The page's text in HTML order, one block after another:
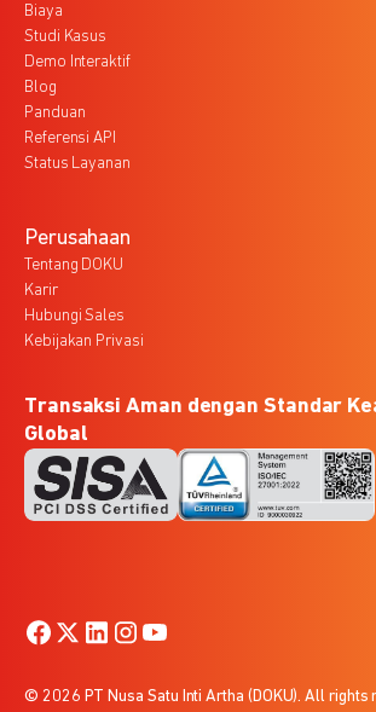
Biaya
Studi Kasus
Demo Interaktif
Blog
Panduan
Referensi API
Status Layanan
Perusahaan
Tentang DOKU
Karir
Hubungi Sales
Kebijakan Privasi
Transaksi Aman dengan Standar
Global
© 2026 PT Nusa Satu Inti Artha (DOKU). All rights